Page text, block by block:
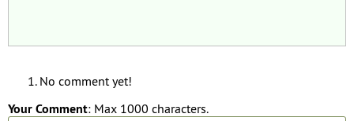
No comment yet!
Your Comment: Max 1000 characters.